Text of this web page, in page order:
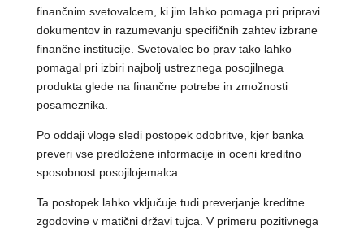
finančnim svetovalcem, ki jim lahko pomaga pri pripravi
dokumentov in razumevanju specifičnih zahtev izbrane
finančne institucije. Svetovalec bo prav tako lahko
pomagal pri izbiri najbolj ustreznega posojilnega
produkta glede na finančne potrebe in zmožnosti
posameznika.
Po oddaji vloge sledi postopek odobritve, kjer banka
preveri vse predložene informacije in oceni kreditno
sposobnost posojilojemalca.
Ta postopek lahko vključuje tudi preverjanje kreditne
zgodovine v matični državi tujca. V primeru pozitivnega